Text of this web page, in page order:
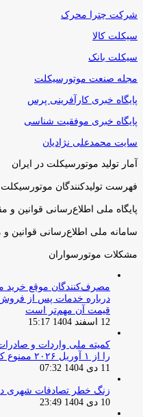
شرکت چترا محرک
سیکلت کالا
سیکلت بانک
مجله صنعت موتورسیکلت
پایگاه خبری کارآفرینی پرس
پایگاه خبری موفقیت شناسی
سایت محمدعلی نژادیان
آمار تولید موتورسیکلت در ایران
فهرست تولیدکنندگان موتورسیکلت
پایگاه ملی اطلاع‌رسانی قوانین و
سامانه ملی اطلاع‌رسانی قوانین
مشکلات موتورسواران
مصرف‌کنندگان موقع خرید
درباره خدمات پس از فروش
قیمت آن مهم‌تر است
12 اسفند 1404 15:17
کمیته ملی واردات و
را از ۱ آوریل ۲۰۲۶ ممنوع کرد
11 دی 1404 07:32
زنگ خطر تصادفات شهری در
10 دی 1404 23:49